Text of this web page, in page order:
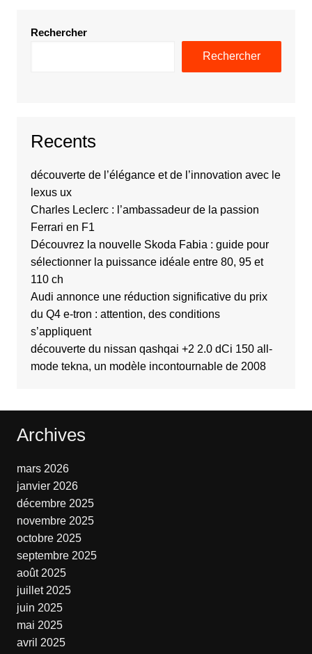
Rechercher
Rechercher
Recents
découverte de l’élégance et de l’innovation avec le
lexus ux
Charles Leclerc : l’ambassadeur de la passion
Ferrari en F1
Découvrez la nouvelle Skoda Fabia : guide pour
sélectionner la puissance idéale entre 80, 95 et
110 ch
Audi annonce une réduction significative du prix
du Q4 e-tron : attention, des conditions
s’appliquent
découverte du nissan qashqai +2 2.0 dCi 150 all-
mode tekna, un modèle incontournable de 2008
Archives
mars 2026
janvier 2026
décembre 2025
novembre 2025
octobre 2025
septembre 2025
août 2025
juillet 2025
juin 2025
mai 2025
avril 2025